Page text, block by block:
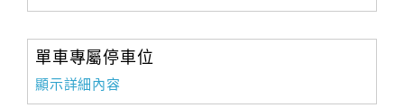
單車專屬停車位
顯示詳細內容